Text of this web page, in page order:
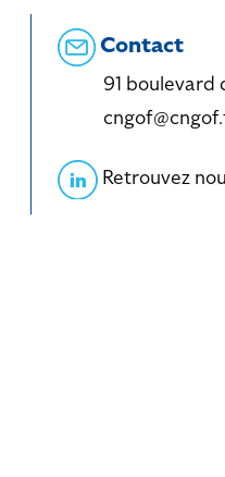
Contact
91 boulevard
Retrouvez